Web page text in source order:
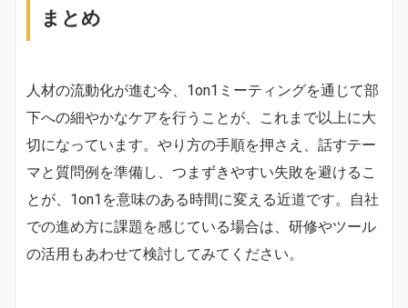
まとめ
人材の流動化が進む今、1on1ミーティングを通じて部
下への細やかなケアを行うことが、これまで以上に大
切になっています。やり方の手順を押さえ、話すテー
マと質問例を準備し、つまずきやすい失敗を避けるこ
とが、1on1を意味のある時間に変える近道です。自社
での進め方に課題を感じている場合は、研修やツール
の活用もあわせて検討してみてください。